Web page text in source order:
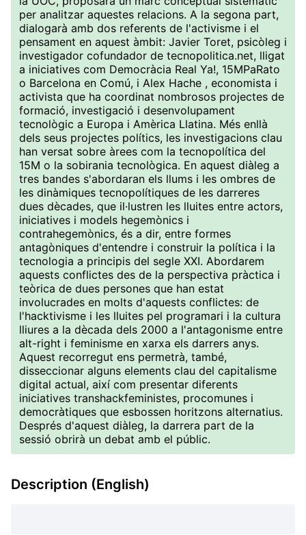
per analitzar aquestes relacions. A la segona part,
dialogarà amb dos referents de l'activisme i el
pensament en aquest àmbit: Javier Toret, psicòleg i
investigador cofundador de tecnopolitica.net, lligat
a iniciatives com Democràcia Real Ya!, 15MPaRato
o Barcelona en Comú, i Alex Hache , economista i
activista que ha coordinat nombrosos projectes de
formació, investigació i desenvolupament
tecnològic a Europa i Amèrica Llatina. Més enllà
dels seus projectes polítics, les investigacions clau
han versat sobre àrees com la tecnopolítica del
15M o la sobirania tecnològica. En aquest diàleg a
tres bandes s'abordaran els llums i les ombres de
les dinàmiques tecnopolítiques de les darreres
dues dècades, que il·lustren les lluites entre actors,
iniciatives i models hegemònics i
contrahegemònics, és a dir, entre formes
antagòniques d'entendre i construir la política i la
tecnologia a principis del segle XXI. Abordarem
aquests conflictes des de la perspectiva pràctica i
teòrica de dues persones que han estat
involucrades en molts d'aquests conflictes: de
l'hacktivisme i les lluites pel programari i la cultura
lliures a la dècada dels 2000 a l'antagonisme entre
alt-right i feminisme en xarxa els darrers anys.
Aquest recorregut ens permetrà, també,
disseccionar alguns elements clau del capitalisme
digital actual, així com presentar diferents
iniciatives transhackfeministes, procomunes i
democràtiques que esbossen horitzons alternatius.
Després d'aquest diàleg, la darrera part de la
sessió obrirà un debat amb el públic.
Description (English)